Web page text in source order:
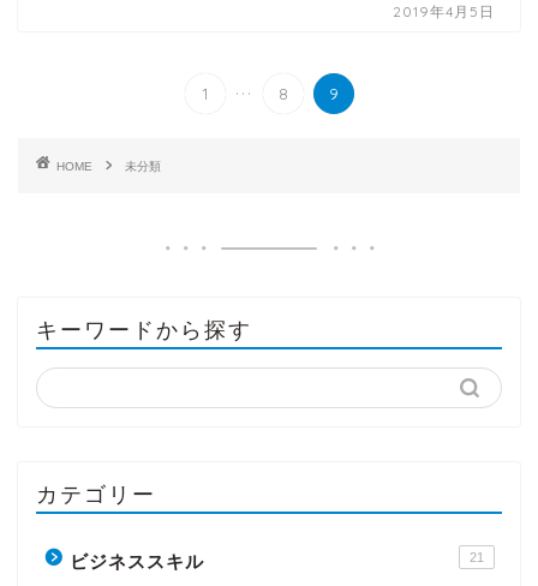
2019年4月5日
1 ... 8 9
HOME 未分類
キーワードから探す
カテゴリー
ビジネススキル 21